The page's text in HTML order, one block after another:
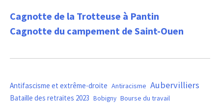
Cagnotte de la Trotteuse à Pantin
Cagnotte du campement de Saint-Ouen
Antifascisme et extrême-droite Antiracisme Aubervilliers
Bataille des retraites 2023 Bobigny Bourse du travail